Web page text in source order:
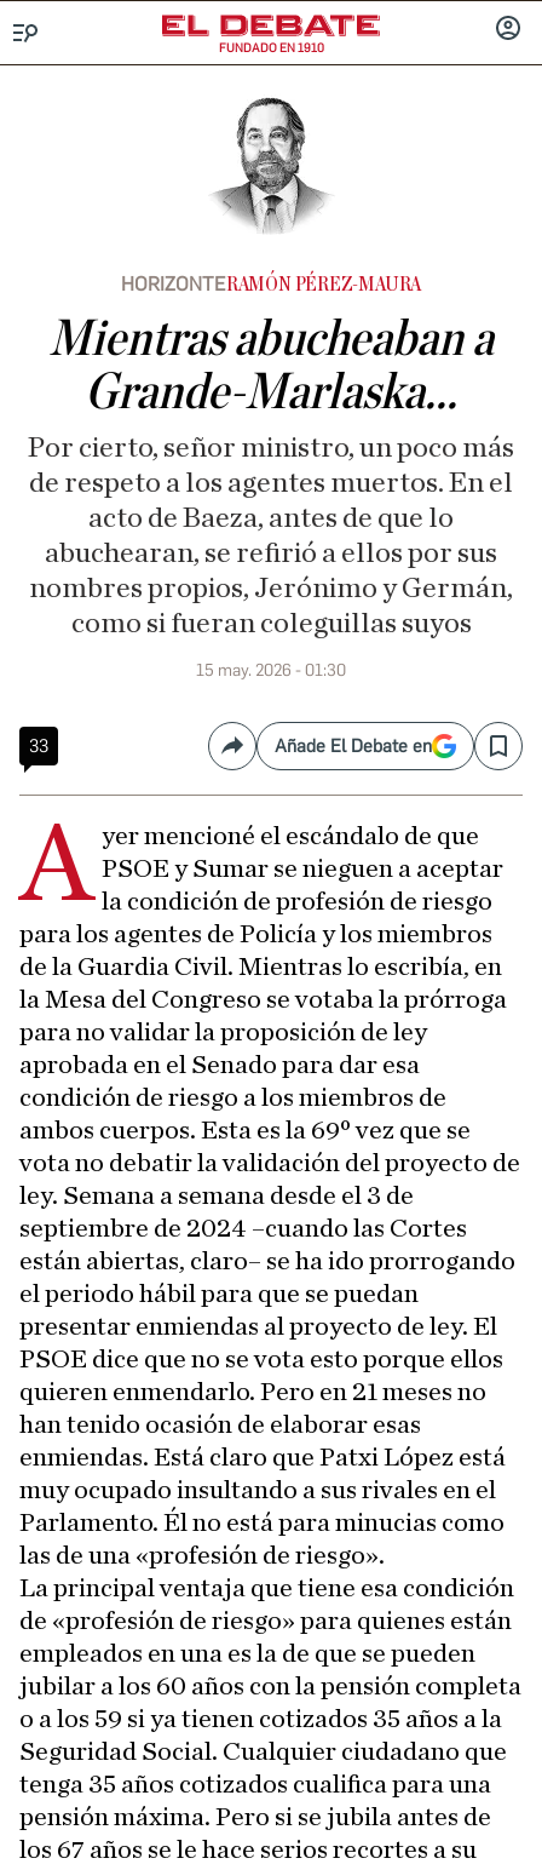
FUNDADO EN 1910
HORIZONTERAMÓN PÉREZ-MAURA
Mientras abucheaban a
Grande-Marlaska...
Por cierto, señor ministro, un poco más
de respeto a los agentes muertos. En el
acto de Baeza, antes de que lo
abuchearan, se refirió a ellos por sus
nombres propios, Jerónimo y Germán,
como si fueran coleguillas suyos
15 may. 2026 - 01:30
33 CompartirAñade El Debate en Save
A yer mencioné el escándalo de que
PSOE y Sumar se nieguen a aceptar
la condición de profesión de riesgo
para los agentes de Policía y los miembros
de la Guardia Civil. Mientras lo escribía, en
la Mesa del Congreso se votaba la prórroga
para no validar la proposición de ley
aprobada en el Senado para dar esa
condición de riesgo a los miembros de
ambos cuerpos. Esta es la 69º vez que se
vota no debatir la validación del proyecto de
ley. Semana a semana desde el 3 de
septiembre de 2024 –cuando las Cortes
están abiertas, claro– se ha ido prorrogando
el periodo hábil para que se puedan
presentar enmiendas al proyecto de ley. El
PSOE dice que no se vota esto porque ellos
quieren enmendarlo. Pero en 21 meses no
han tenido ocasión de elaborar esas
enmiendas. Está claro que Patxi López está
muy ocupado insultando a sus rivales en el
Parlamento. Él no está para minucias como
las de una «profesión de riesgo».
La principal ventaja que tiene esa condición
de «profesión de riesgo» para quienes están
empleados en una es la de que se pueden
jubilar a los 60 años con la pensión completa
o a los 59 si ya tienen cotizados 35 años a la
Seguridad Social. Cualquier ciudadano que
tenga 35 años cotizados cualifica para una
pensión máxima. Pero si se jubila antes de
los 67 años se le hace serios recortes a su